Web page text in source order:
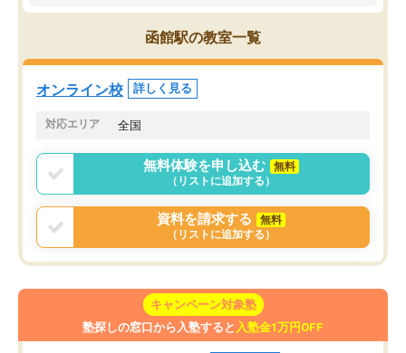
ので、自信をもって受験勉強を進める
ことができました。自分のように勉強
のやり方や進捗管理で苦労している方
には特におすすめしたい塾です。
函館駅の教室一覧
オンライン校 詳しく見る
対応エリア 全国
無料体験を申し込む
無料
（リストに追加する）
資料を請求する
無料
（リストに追加する）
キャンペーン対象塾
塾探しの窓口から入塾すると 入塾金1万円OFF